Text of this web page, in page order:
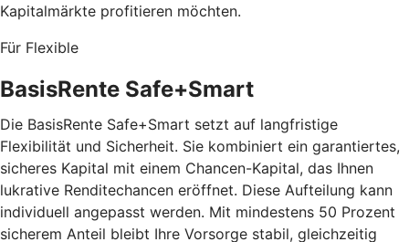
Kapitalmärkte profitieren möchten.
Für Flexible
BasisRente Safe+Smart
Die BasisRente Safe+Smart setzt auf langfristige
Flexibilität und Sicherheit. Sie kombiniert ein garantiertes,
sicheres Kapital mit einem Chancen-Kapital, das Ihnen
lukrative Renditechancen eröffnet. Diese Aufteilung kann
individuell angepasst werden. Mit mindestens 50 Prozent
sicherem Anteil bleibt Ihre Vorsorge stabil, gleichzeitig